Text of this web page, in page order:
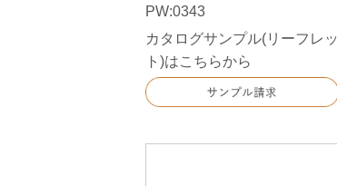
PW:0343
カタログサンプル(リーフレッ
ト)はこちらから